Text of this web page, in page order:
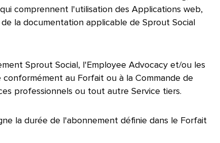
comprennent l'utilisation des Applications web,
la documentation applicable de Sprout Social
Sprout Social, l'Employee Advocacy et/ou les
au Forfait ou à la Commande de
professionnels ou tout autre Service tiers.
la durée de l'abonnement définie dans le Forfait